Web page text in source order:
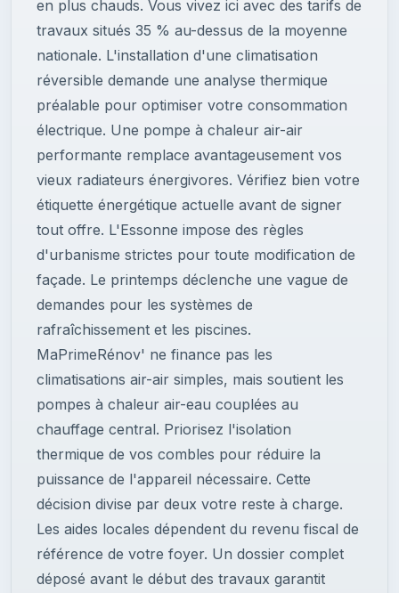
en plus chauds. Vous vivez ici avec des tarifs de
travaux situés 35 % au-dessus de la moyenne
nationale. L'installation d'une climatisation
réversible demande une analyse thermique
préalable pour optimiser votre consommation
électrique. Une pompe à chaleur air-air
performante remplace avantageusement vos
vieux radiateurs énergivores. Vérifiez bien votre
étiquette énergétique actuelle avant de signer
tout offre. L'Essonne impose des règles
d'urbanisme strictes pour toute modification de
façade. Le printemps déclenche une vague de
demandes pour les systèmes de
rafraîchissement et les piscines.
MaPrimeRénov' ne finance pas les
climatisations air-air simples, mais soutient les
pompes à chaleur air-eau couplées au
chauffage central. Priorisez l'isolation
thermique de vos combles pour réduire la
puissance de l'appareil nécessaire. Cette
décision divise par deux votre reste à charge.
Les aides locales dépendent du revenu fiscal de
référence de votre foyer. Un dossier complet
déposé avant le début des travaux garantit